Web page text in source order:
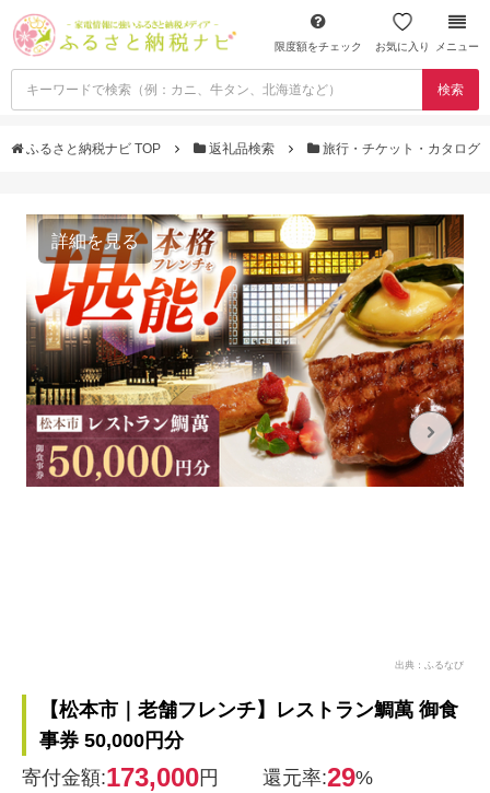
限度額をチェック お気に入り メニュー
検索
ふるさと納税ナビ TOP 返礼品検索 旅行・チケット・カタログ
詳細を見る
出典：ふるなび
【松本市｜老舗フレンチ】レストラン鯛萬 御食
事券 50,000円分
寄付金額:173,000円 還元率:29%